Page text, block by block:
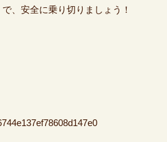
、安全に乗り切りましょう！